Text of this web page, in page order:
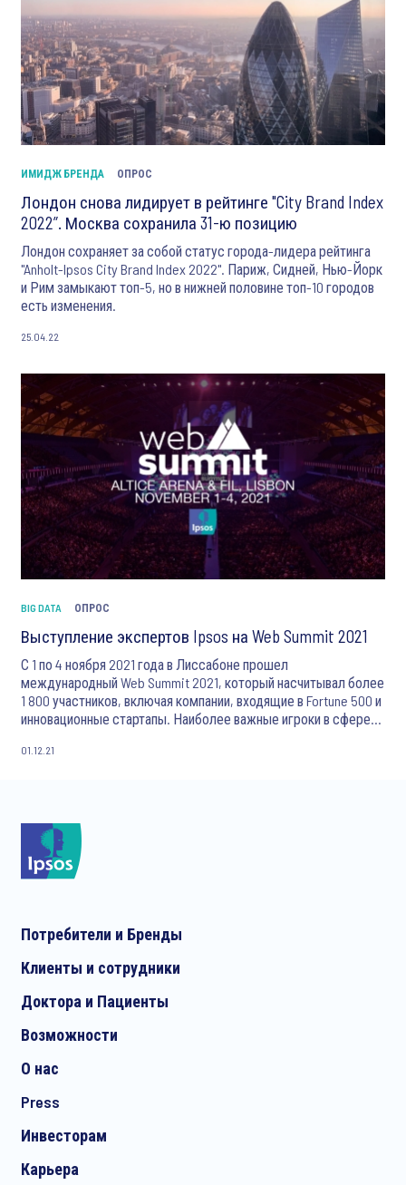
ИМИДЖ БРЕНДА ОПРОС
Лондон снова лидирует в рейтинге "City Brand Index
2022”. Москва сохранила 31-ю позицию
Лондон сохраняет за собой статус города-лидера рейтинга
"Anholt-Ipsos City Brand Index 2022". Париж, Сидней, Нью-Йорк
и Рим замыкают топ-5, но в нижней половине топ-10 городов
есть изменения.
25.04.22
BIG DATA ОПРОС
Выступление экспертов Ipsos на Web Summit 2021
С 1 по 4 ноября 2021 года в Лиссабоне прошел
международный Web Summit 2021, который насчитывал более
1 800 участников, включая компании, входящие в Fortune 500 и
инновационные стартапы. Наиболее важные игроки в сфере
вопросы, которые влияют на развитие технологий
01.12.21
Потребители и Бренды
Клиенты и сотрудники
Доктора и Пациенты
Возможности
О нас
Press
Инвесторам
Карьера